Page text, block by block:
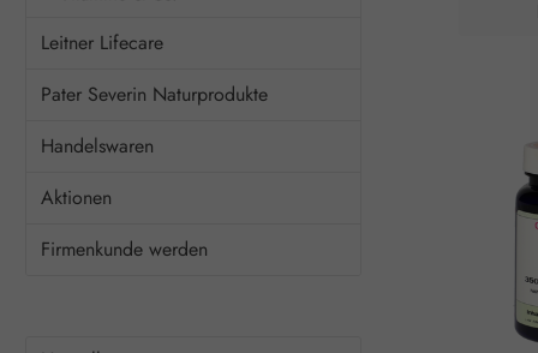
Leitner Lifecare
Pater Severin Naturprodukte
Handelswaren
Aktionen
Firmenkunde werden
spielt
bei
Aus
das